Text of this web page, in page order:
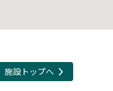
施設トップへ